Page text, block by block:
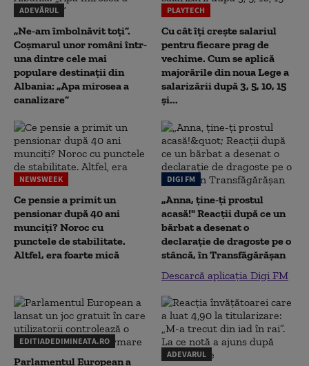
ADEVĂRUL
„Ne-am îmbolnăvit toți”.
Coșmarul unor români într-
una dintre cele mai
populare destinații din
Albania: „Apa mirosea a
canalizare”
PLAYTECH
Cu cât îți crește salariul
pentru fiecare prag de
vechime. Cum se aplică
majorările din noua Lege a
salarizării după 3, 5, 10, 15
și...
NEWSWEEK
Ce pensie a primit un
pensionar după 40 ani
munciți? Noroc cu
punctele de stabilitate.
Altfel, era foarte mică
DIGI FM
„Anna, ţine-ţi prostul
acasă!" Reacţii după ce un
bărbat a desenat o
declaraţie de dragoste pe o
stâncă, în Transfăgărăşan
Descarcă aplicația Digi FM
EDITIADEDIMINEATA.RO
Parlamentul European a
ADEVARUL